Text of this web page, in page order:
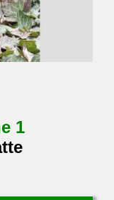
1